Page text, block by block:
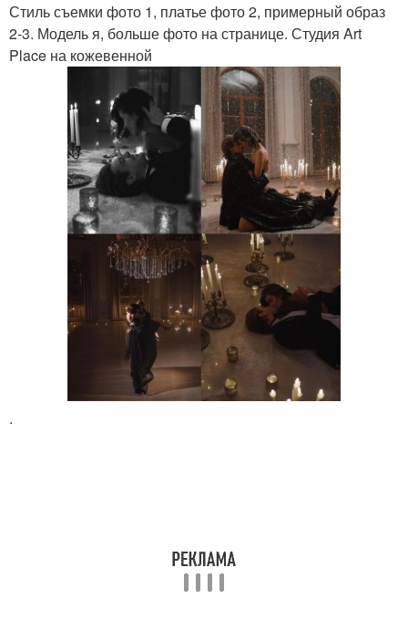
Стиль съемки фото 1, платье фото 2, примерный образ
2-3. Модель я, больше фото на странице. Студия Art
Place на кожевенной
.